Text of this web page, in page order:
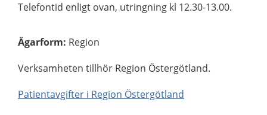
Telefontid enligt ovan, utringning kl 12.30-13.00.
Ägarform: Region
Verksamheten tillhör Region Östergötland.
Patientavgifter i Region Östergötland